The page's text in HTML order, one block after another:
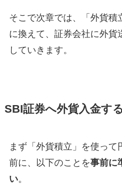
そこで次章では、「外貨積
に換えて、証券会社に外貨
していきます。
SBI証券へ外貨入金す
まず「外貨積立」を使って
前に、以下のことを事前に
い。